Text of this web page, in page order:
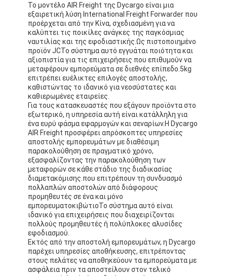
Το μοντέλο AIR Freight της Dycargo είναι μια
εξαιρετική λύση International Freight Forwarder που
προέρχεται από την Κίνα, σχεδιασμένη για να
καλύπτει τις ποικίλες ανάγκες της παγκόσμιας
ναυτιλίας και της εφοδιαστικής.Ως πιστοποιημένο
προϊόν JCΤο σύστημα αυτό εγγυάται ποιότητα και
αξιοπιστία για τις επιχειρήσεις που επιθυμούν να
μεταφέρουν εμπορεύματα σε διεθνές επίπεδο.5kg
επιτρέπει ευέλικτες επιλογές αποστολής,
καθιστώντας το ιδανικό για νεοσύστατες και
καθιερωμένες εταιρείες.
Για τους κατασκευαστές που εξάγουν προϊόντα στο
εξωτερικό, η υπηρεσία αυτή είναι κατάλληλη για
ένα ευρύ φάσμα εφαρμογών και σεναρίων.Η Dycargo
AIR Freight προσφέρει απρόσκοπτες υπηρεσίες
αποστολής εμπορευμάτων με διαθέσιμη
παρακολούθηση σε πραγματικό χρόνο,
εξασφαλίζοντας την παρακολούθηση των
μεταφορών σε κάθε στάδιο της διαδικασίας
διαμετακόμισης.που επιτρέπουν τη συνδυασμό
πολλαπλών αποστολών από διάφορους
προμηθευτές σε ένα και μόνο
εμπορευματοκιβώτιοΤο σύστημα αυτό είναι
ιδανικό για επιχειρήσεις που διαχειρίζονται
πολλούς προμηθευτές ή πολύπλοκες αλυσίδες
εφοδιασμού.
Εκτός από την αποστολή εμπορευμάτων, η Dycargo
παρέχει υπηρεσίες αποθήκευσης, επιτρέποντας
στους πελάτες να αποθηκεύουν τα εμπορεύματα με
ασφάλεια πριν τα αποστείλουν στον τελικό